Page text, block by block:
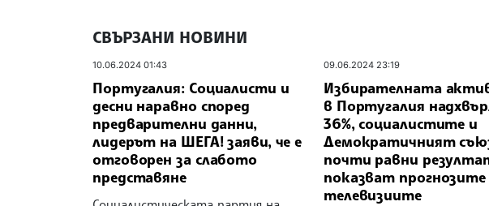
СВЪРЗАНИ НОВИНИ
10.06.2024 01:43
Португалия: Социалисти и
десни наравно според
предварителни данни,
лидерът на ШЕГА! заяви, че е
отговорен за слабото
представяне
09.06.2024 23:19
Избирателната
в Португалия
36%, социалистите и
Демократичният
почти равни
показват прогнозите
телевизиите